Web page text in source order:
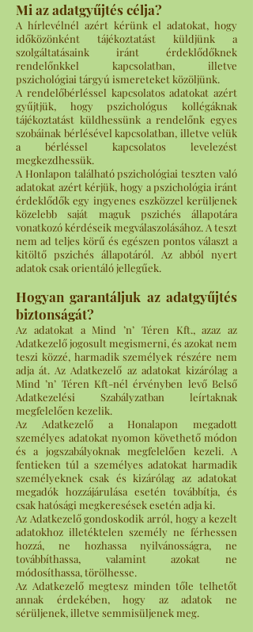
Mi az adatgyűjtés célja?
A hírlevélnél azért kérünk el adatokat, hogy
időközönként tájékoztatást küldjünk a
szolgáltatásaink iránt érdeklődőknek
rendelőnkkel kapcsolatban, illetve
pszichológiai tárgyú ismereteket közöljünk.
A rendelőbérléssel kapcsolatos adatokat azért
gyűjtjük, hogy pszichológus kollégáknak
tájékoztatást küldhessünk a rendelőnk egyes
szobáinak bérlésével kapcsolatban, illetve velük
a bérléssel kapcsolatos levelezést
megkezdhessük.
A Honlapon található pszichológiai teszten való
adatokat azért kérjük, hogy a pszichológia iránt
érdeklődők egy ingyenes eszközzel kerüljenek
közelebb saját maguk pszichés állapotára
vonatkozó kérdéseik megválaszolásához. A teszt
nem ad teljes körű és egészen pontos választ a
kitöltő pszichés állapotáról. Az abból nyert
adatok csak orientáló jellegűek.
Hogyan garantáljuk az adatgyűjtés
biztonságát?
Az adatokat a Mind ’n’ Téren Kft., azaz az
Adatkezelő jogosult megismerni, és azokat nem
teszi közzé, harmadik személyek részére nem
adja át. Az Adatkezelő az adatokat kizárólag a
Mind ’n’ Téren Kft-nél érvényben levő Belső
Adatkezelési Szabályzatban leírtaknak
megfelelően kezelik.
Az Adatkezelő a Honalapon megadott
személyes adatokat nyomon követhető módon
és a jogszabályoknak megfelelően kezeli. A
fentieken túl a személyes adatokat harmadik
személyeknek csak és kizárólag az adatokat
megadók hozzájárulása esetén továbbítja, és
csak hatósági megkeresések esetén adja ki.
Az Adatkezelő gondoskodik arról, hogy a kezelt
adatokhoz illetéktelen személy ne férhessen
hozzá, ne hozhassa nyilvánosságra, ne
továbbíthassa, valamint azokat ne
módosíthassa, törölhesse.
Az Adatkezelő megtesz minden tőle telhetőt
annak érdekében, hogy az adatok ne
sérüljenek, illetve semmisüljenek meg.